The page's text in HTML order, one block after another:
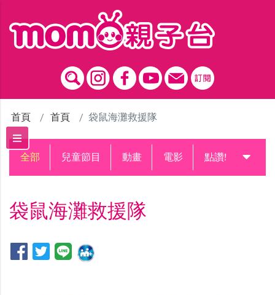
首頁 首頁 袋鼠海灘救援隊
全部 兒童節目 動畫 電影 點讚!升級中
袋鼠海灘救援隊